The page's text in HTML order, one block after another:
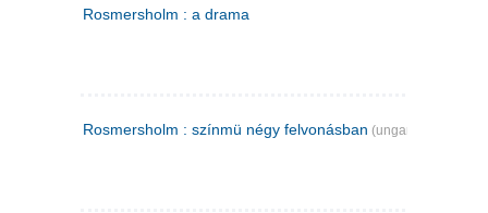
Rosmersholm : a drama
Rosmersholm : színmü négy felvonásban (ungarsk)